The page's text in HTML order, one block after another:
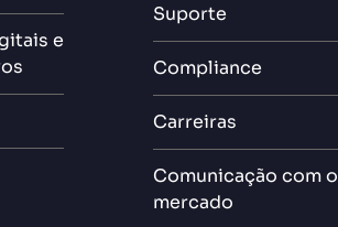
e
Suporte
Compliance
Carreiras
Comunicação com o
mercado